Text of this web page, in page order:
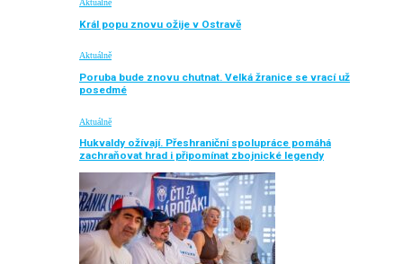
Aktuálně
Král popu znovu ožije v Ostravě
Aktuálně
Poruba bude znovu chutnat. Velká žranice se vrací už
posedmé
Aktuálně
Hukvaldy ožívají. Přeshraniční spolupráce pomáhá
zachraňovat hrad i připomínat zbojnické legendy